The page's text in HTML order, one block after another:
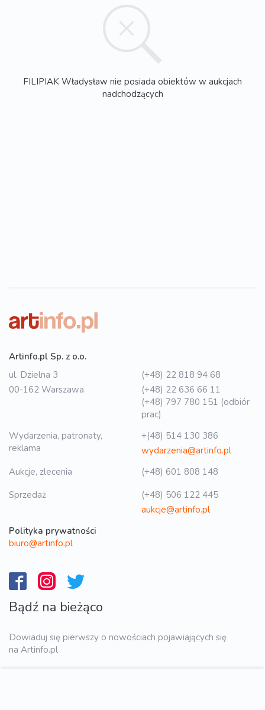
FILIPIAK Władysław nie posiada obiektów w aukcjach
nadchodzących
Artinfo.pl Sp. z o.o.
ul. Dzielna 3
00-162 Warszawa
(+48) 22 818 94 68
(+48) 22 636 66 11
(+48) 797 780 151 (odbiór
prac)
Wydarzenia, patronaty,
reklama
+(48) 514 130 386
wydarzenia@artinfo.pl
Aukcje, zlecenia
(+48) 601 808 148
Sprzedaż
(+48) 506 122 445
aukcje@artinfo.pl
Polityka prywatności
biuro@artinfo.pl
Bądź na bieżąco
Dowiaduj się pierwszy o nowościach pojawiających się
na Artinfo.pl